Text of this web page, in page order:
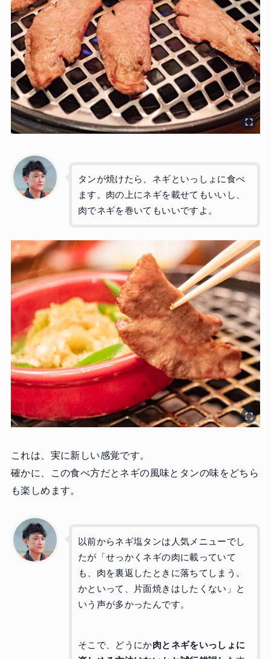
タンが焼けたら、ネギといっしょに食べ
ます。肉の上にネギを載せてもいいし、
肉でネギを巻いてもいいですよ。
これは、実に新しい感覚です。
確かに、この食べ方だとネギの風味とタンの味をどちら
も楽しめます。
以前からネギ塩タンは人気メニューでし
たが「せっかくネギの肉に載っていて
も、肉を裏返したときに落ちてしまう。
かといって、片面焼きはしたくない」と
いう声が多かったんです。
そこで、どうにか肉とネギをいっしょに